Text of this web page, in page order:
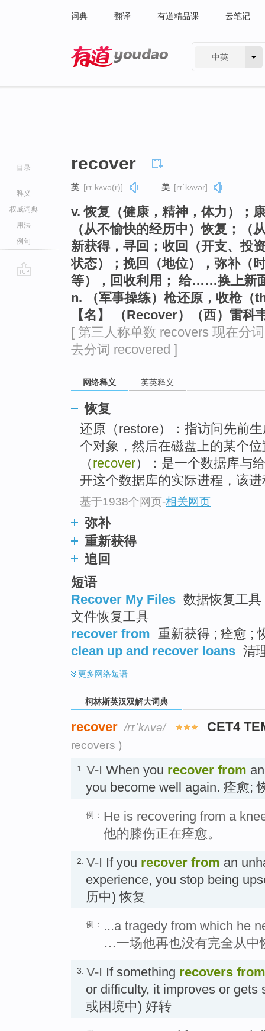
词典 翻译 有道精品课 云笔记
中英
目录
释义
权威词典
用法
例句
recover
英 [rɪˈkʌvə(r)] 美 [rɪˈkʌvər]
v. 恢复（健康，精神，体力）；
（从不愉快的经历中）恢复；（
新获得，寻回；收回（开支、投
状态）；挽回（地位），弥补（
等），回收利用； 给……换上新
n. （军事操练）枪还原，收枪（
【名】 （Recover）（西）雷科
[ 第三人称单数 recovers 现在分
去分词 recovered ]
网络释义 英英释义
恢复
还原（restore）：指访问先前
个对象，然后在磁盘上的某个
（recover）：是一个数据库与
开这个数据库的实际进程，该
基于1938个网页-相关网页
弥补
重新获得
追回
短语
Recover My Files 数据恢复工
文件恢复工具
recover from 重新获得 ; 痊愈 ;
clean up and recover loans 清
更多网络短语
柯林斯英汉双解大词典
recover /rɪˈkʌvə/ CET4
recovers )
1. V-I When you recover from
you become well again. 痊愈;
例： He is recovering from a
他的膝伤正在痊愈。
2. V-I If you recover from an
experience, you stop being
历中) 恢复
例：
...a tragedy from which he
…一场他再也没有完全从中
3. V-I If something recovers from
or difficulty, it improves or gets
或困境中) 好转